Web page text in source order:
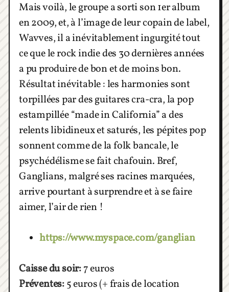
Mais voilà, le groupe a sorti son 1er album
en 2009, et, à l’image de leur copain de label,
Wavves, il a inévitablement ingurgité tout
ce que le rock indie des 30 dernières années
a pu produire de bon et de moins bon.
Résultat inévitable : les harmonies sont
torpillées par des guitares cra-cra, la pop
estampillée “made in California” a des
relents libidineux et saturés, les pépites pop
sonnent comme de la folk bancale, le
psychédélisme se fait chafouin. Bref,
Ganglians, malgré ses racines marquées,
arrive pourtant à surprendre et à se faire
aimer, l’air de rien !
https://www.myspace.com/ganglian
Caisse du soir:7 euros
Préventes:5 euros (+ frais de location